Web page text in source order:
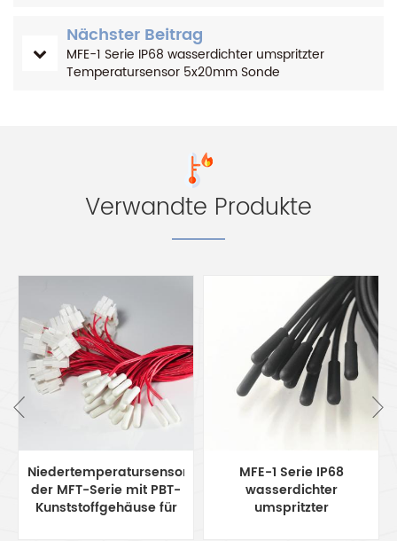
Nächster Beitrag
MFE-1 Serie IP68 wasserdichter umspritzter
Temperatursensor 5x20mm Sonde
Verwandte Produkte
MFE-1 Serie IP68
wasserdichter
umspritzter
IP68 wasserdichte
Temperatursensorsonde
der MFE-1-Serie für